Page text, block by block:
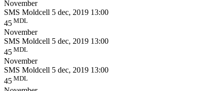
November
SMS Moldcell 5 dec, 2019 13:00
45 MDL
November
SMS Moldcell 5 dec, 2019 13:00
45 MDL
November
SMS Moldcell 5 dec, 2019 13:00
45 MDL